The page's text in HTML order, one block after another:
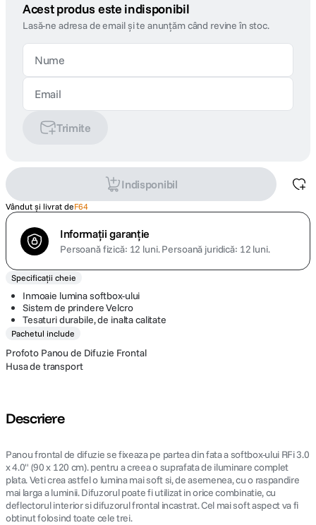
Acest produs este indisponibil
Lasă-ne adresa de email și te anunțăm când revine în stoc.
Trimite
Indisponibil
Vândut și livrat deF64
Informații garanție
Persoană fizică: 12 luni.Persoană juridică: 12 luni.
Specificații cheie
Inmoaie lumina softbox-ului
Sistem de prindere Velcro
Tesaturi durabile, de inalta calitate
Pachetul include
Profoto Panou de Difuzie Frontal
Husa de transport
Descriere
Panou frontal de difuzie se fixeaza pe partea din fata a softbox-ului RFi 3.0
x 4.0" (90 x 120 cm). pentru a creea o suprafata de iluminare complet
plata. Veti crea astfel o lumina mai soft si, de asemenea, cu o raspandire
mai larga a luminii. Difuzorul poate fi utilizat in orice combinatie, cu
deflectorul interior si difuzorul frontal incastrat. Cel mai soft aspect va fi
obtinut folosind toate cele trei.